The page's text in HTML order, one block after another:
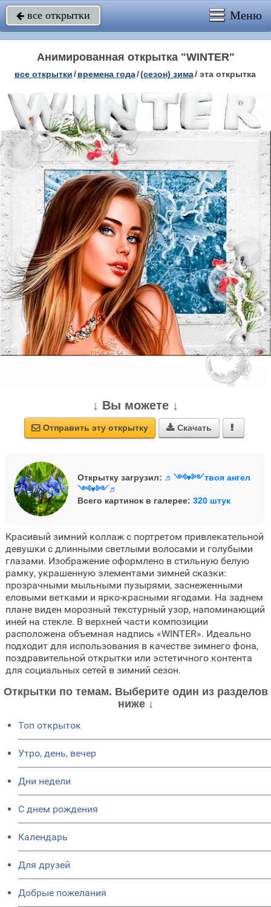
 все открытки Меню
Анимированная открытка "WINTER"
все открытки/ времена года/(сезон) зима/ эта открытка
↓ Вы можете ↓
 Отправить эту открытку  Скачать 
Открытку загрузил: ♬༺♥༻твоя ангел
༺♥༻♬
Всего картинок в галерее: 320 штук
Красивый зимний коллаж с портретом привлекательной
девушки с длинными светлыми волосами и голубыми
глазами. Изображение оформлено в стильную белую
рамку, украшенную элементами зимней сказки:
прозрачными мыльными пузырями, заснеженными
еловыми ветками и ярко-красными ягодами. На заднем
плане виден морозный текстурный узор, напоминающий
иней на стекле. В верхней части композиции
расположена объемная надпись «WINTER». Идеально
подходит для использования в качестве зимнего фона,
поздравительной открытки или эстетичного контента
для социальных сетей в зимний сезон.
Открытки по темам. Выберите один из разделов
ниже ↓
Топ открыток
Утро, день, вечер
Дни недели
C днем рождения
Календарь
Для друзей
Добрые пожелания